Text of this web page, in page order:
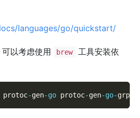
languages/go/quickstart/
以考虑使用 brew
工具安装依
-gen-go protoc-gen-go-grpc